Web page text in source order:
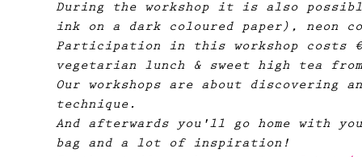
During the workshop it is also
ink on a dark coloured paper),
Participation in this workshop costs
vegetarian lunch & sweet high tea
Our workshops are about
technique.
And afterwards you'll go home with
bag and a lot of inspiration!